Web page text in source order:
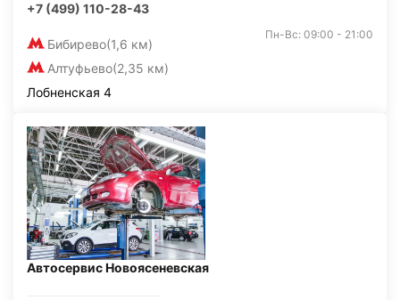
+7 (499) 110-28-43
Бибирево(1,6 км)
Алтуфьево(2,35 км)
Пн-Вс: 09:00 - 21:00
Лобненская 4
Автосервис Новоясеневская